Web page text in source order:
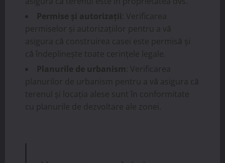
Permise și autorizații : Verificarea
permiselor și autorizațiilor pentru a vă
asigura că construirea casei este permisă și
că îndeplinește toate cerințele legale.
Planurile de urbanism : Verificarea
planurilor de urbanism pentru a vă asigura că
terenul și locația alese sunt în conformitate
cu planurile de dezvoltare ale zonei.